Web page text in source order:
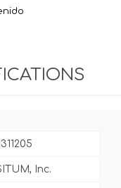
Inc.